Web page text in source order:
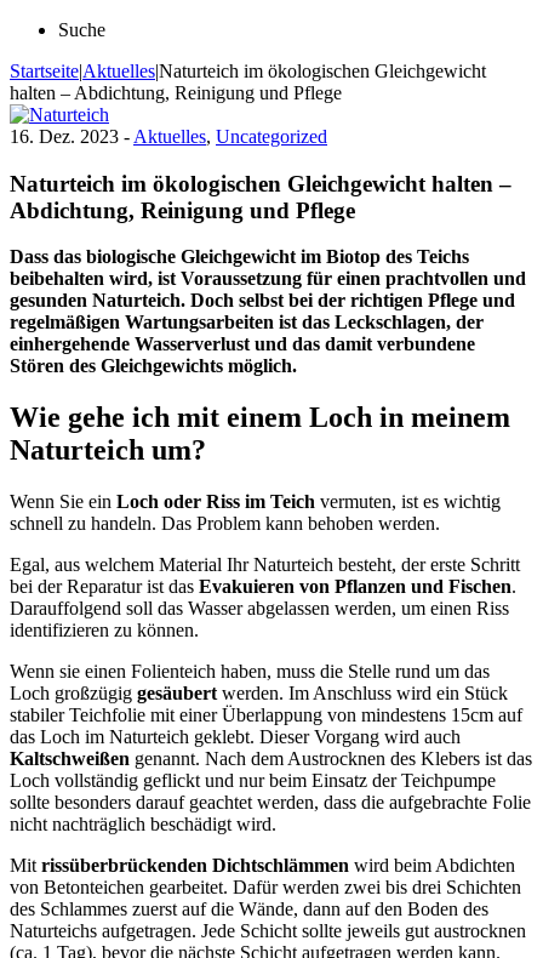
Suche
Startseite|Aktuelles|Naturteich im ökologischen Gleichgewicht
halten – Abdichtung, Reinigung und Pflege
16. Dez. 2023 - Aktuelles, Uncategorized
Naturteich im ökologischen Gleichgewicht halten –
Abdichtung, Reinigung und Pflege
Dass das biologische Gleichgewicht im Biotop des Teichs
beibehalten wird, ist Voraussetzung für einen prachtvollen und
gesunden Naturteich. Doch selbst bei der richtigen Pflege und
regelmäßigen Wartungsarbeiten ist das Leckschlagen, der
einhergehende Wasserverlust und das damit verbundene
Stören des Gleichgewichts möglich.
Wie gehe ich mit einem Loch in meinem
Naturteich um?
Wenn Sie ein Loch oder Riss im Teich vermuten, ist es wichtig
schnell zu handeln. Das Problem kann behoben werden.
Egal, aus welchem Material Ihr Naturteich besteht, der erste Schritt
bei der Reparatur ist das Evakuieren von Pflanzen und Fischen.
Darauffolgend soll das Wasser abgelassen werden, um einen Riss
identifizieren zu können.
Wenn sie einen Folienteich haben, muss die Stelle rund um das
Loch großzügig gesäubert werden. Im Anschluss wird ein Stück
stabiler Teichfolie mit einer Überlappung von mindestens 15cm auf
das Loch im Naturteich geklebt. Dieser Vorgang wird auch
Kaltschweißen genannt. Nach dem Austrocknen des Klebers ist das
Loch vollständig geflickt und nur beim Einsatz der Teichpumpe
sollte besonders darauf geachtet werden, dass die aufgebrachte Folie
nicht nachträglich beschädigt wird.
Mit rissüberbrückenden Dichtschlämmen wird beim Abdichten
von Betonteichen gearbeitet. Dafür werden zwei bis drei Schichten
des Schlammes zuerst auf die Wände, dann auf den Boden des
Naturteichs aufgetragen. Jede Schicht sollte jeweils gut austrocknen
(ca. 1 Tag), bevor die nächste Schicht aufgetragen werden kann.